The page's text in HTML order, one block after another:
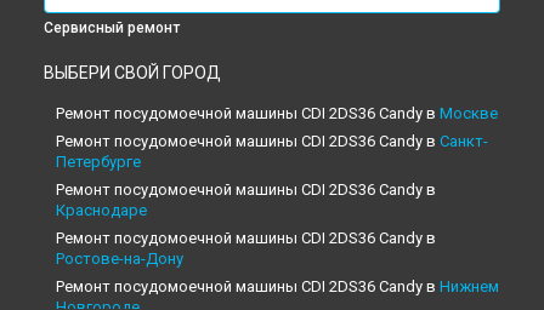
Сервисный ремонт
ВЫБЕРИ СВОЙ ГОРОД
Ремонт посудомоечной машины CDI 2DS36 Candy в Москве
Ремонт посудомоечной машины CDI 2DS36 Candy в Санкт-
Петербурге
Ремонт посудомоечной машины CDI 2DS36 Candy в
Краснодаре
Ремонт посудомоечной машины CDI 2DS36 Candy в
Ростове-на-Дону
Ремонт посудомоечной машины CDI 2DS36 Candy в Нижнем